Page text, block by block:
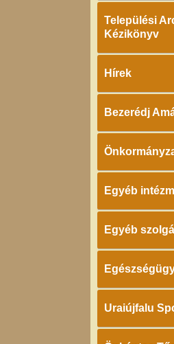
Települési
Kézikönyv
Hírek
Bezerédj
Egyéb
Egyéb
Uraiújfalu